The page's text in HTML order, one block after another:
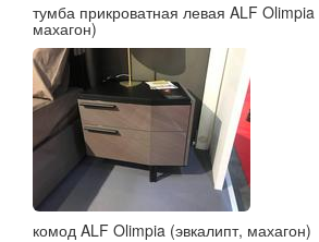
тумба прикроватная левая ALF Olimpia
махагон)
комод ALF Olimpia (эвкалипт, махагон)